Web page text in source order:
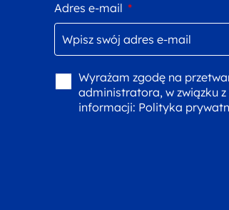
Adres e-mail *
Wyrażam zgodę na
administratora, w związku
informacji: Polityka